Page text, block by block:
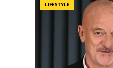
LIFESTYLE